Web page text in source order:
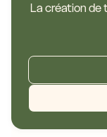
La création de